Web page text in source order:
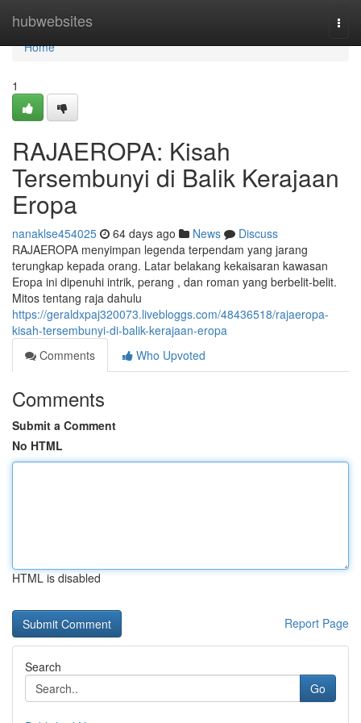
hubwebsites
Home
Home
1
RAJAEROPA: Kisah
Tersembunyi di Balik Kerajaan
Eropa
nanaklse454025 64 days ago News
Discuss
RAJAEROPA menyimpan legenda terpendam yang jarang
terungkap kepada orang. Latar belakang kekaisaran kawasan
Eropa ini dipenuhi intrik, perang , dan roman yang berbelit-belit.
Mitos tentang raja dahulu
https://geraldxpaj320073.livebloggs.com/48436518/rajaeropa-
kisah-tersembunyi-di-balik-kerajaan-eropa
Comments
Who Upvoted
Comments
Submit a Comment
No HTML
HTML is disabled
Report Page
Search
Go